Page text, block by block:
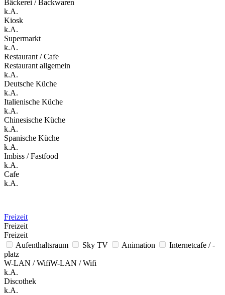
Bäckerei / Backwaren
k.A.
Kiosk
k.A.
Supermarkt
k.A.
Restaurant / Cafe
Restaurant allgemein
k.A.
Deutsche Küche
k.A.
Italienische Küche
k.A.
Chinesische Küche
k.A.
Spanische Küche
k.A.
Imbiss / Fastfood
k.A.
Cafe
k.A.
Freizeit
Freizeit
Freizeit
Aufenthaltsraum
Sky TV Animation
Internetcafe / -
platz
W-LAN / WifiW-LAN / Wifi
k.A.
Discothek
k.A.